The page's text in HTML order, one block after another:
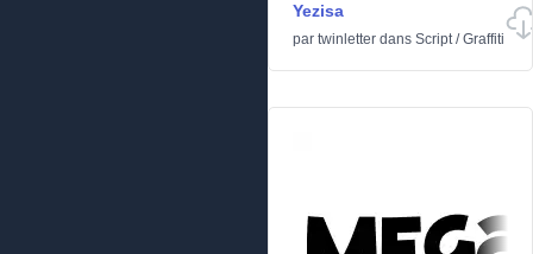
Yezisa
par twinletter dans Script/Graffiti